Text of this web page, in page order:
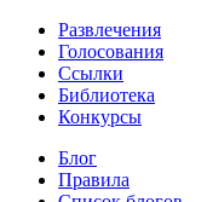
Развлечения
Голосования
Ссылки
Библиотека
Конкурсы
Блог
Правила